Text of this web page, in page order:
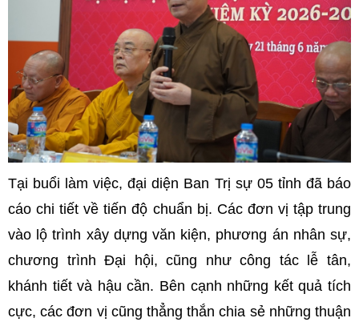
Tại buổi làm việc, đại diện Ban Trị sự 05 tỉnh đã báo
cáo chi tiết về tiến độ chuẩn bị. Các đơn vị tập trung
vào lộ trình xây dựng văn kiện, phương án nhân sự,
chương trình Đại hội, cũng như công tác lễ tân,
khánh tiết và hậu cần. Bên cạnh những kết quả tích
cực, các đơn vị cũng thẳng thắn chia sẻ những thuận